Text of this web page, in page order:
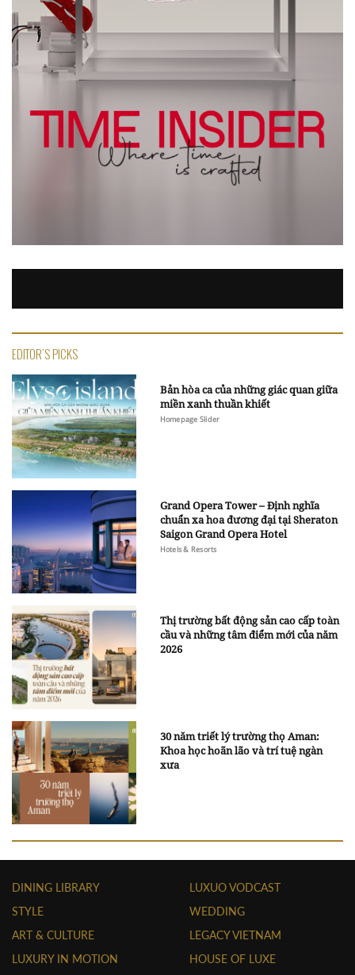
EDITOR'S PICKS
Bản hòa ca của những giác quan giữa
miền xanh thuần khiết
Homepage Slider
Grand Opera Tower – Định nghĩa
chuẩn xa hoa đương đại tại Sheraton
Saigon Grand Opera Hotel
Hotels & Resorts
Thị trường bất động sản cao cấp toàn
cầu và những tâm điểm mới của năm
2026
30 năm triết lý trường thọ Aman:
Khoa học hoãn lão và trí tuệ ngàn
xưa
DINING LIBRARY
STYLE
ART & CULTURE
LUXURY IN MOTION
LUXUO VODCAST
WEDDING
LEGACY VIETNAM
HOUSE OF LUXE